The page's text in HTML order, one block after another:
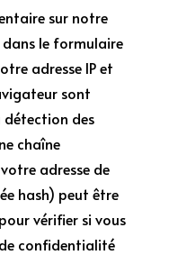
sur notre
dans le formulaire
adresse IP et
sont
détection des
chaîne
adresse de
hash) peut être
vérifier si vous
de confidentialité